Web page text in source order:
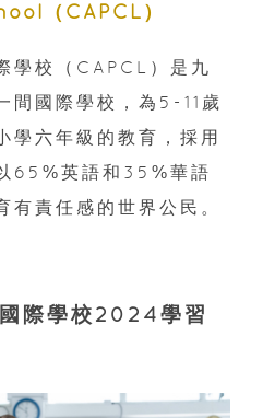
（CAPCL）
學校（CAPCL）是九
間國際學校，為5-11歲
學六年級的教育，採用
65%英語和35%華語
有責任感的世界公民。
際學校2024學習